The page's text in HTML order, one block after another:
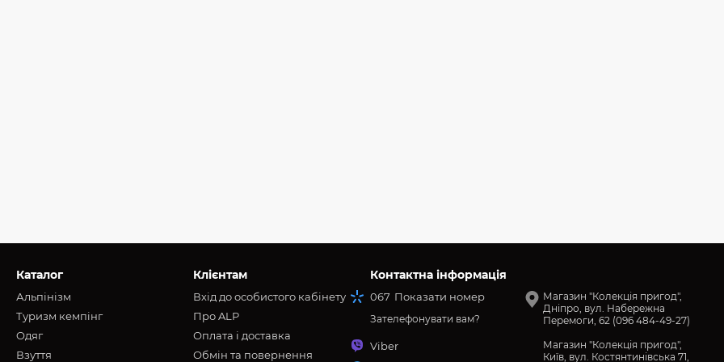
Каталог
Альпінізм
Туризм кемпінг
Oдяг
Взуття
Клієнтам
Вхід до особистого кабінету
Про ALP
Оплата і доставка
Обмін та повернення
Контактна інформація
067 Показати номер
Зателефонувати вам?
Viber
Магазин "Колекція пригод",
Дніпро, вул. Набережна
Перемоги, 62 (096 484-49-27)
Магазин "Колекція пригод",
Київ, вул. Костянтинівська 71,